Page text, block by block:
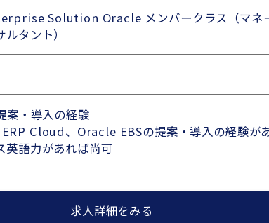
Solution Oracle メンバークラス（マネ
タント）
案・導入の経験
Cloud、Oracle EBSの提案・導入の経験が
英語力があれば尚可
求人詳細をみる